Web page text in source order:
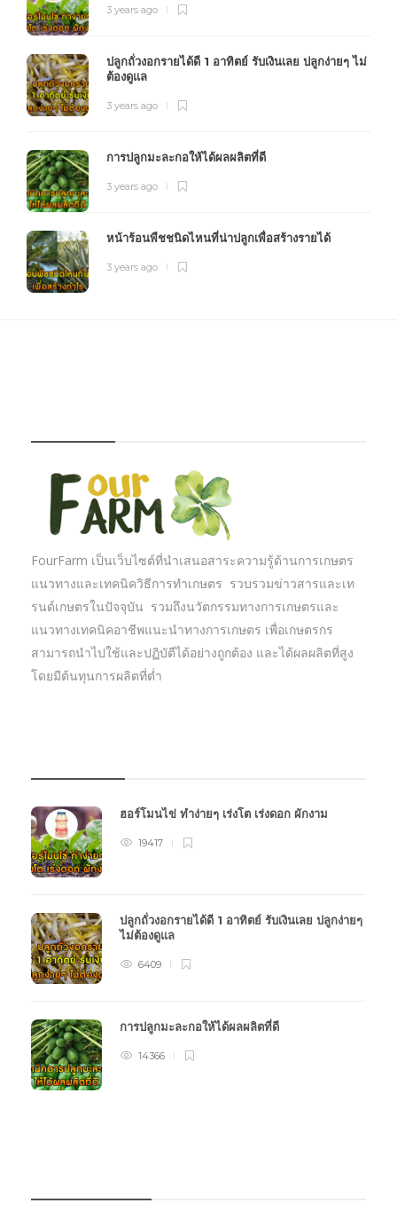
3 years ago
ปลูกถั่วงอกรายได้ดี 1 อาทิตย์ รับเงินเลย ปลูกง่ายๆ ไม่
ต้องดูแล
3 years ago
การปลูกมะละกอให้ได้ผลผลิตที่ดี
3 years ago
หน้าร้อนพืชชนิดไหนที่น่าปลูกเพื่อสร้างรายได้
3 years ago
FourFarm เป็นเว็บไซต์ที่นำเสนอสาระความรู้ด้านการเกษตร
แนวทางและเทคนิควิธีการทำเกษตร รวบรวมข่าวสารและเท
รนด์เกษตรในปัจจุบัน รวมถึงนวัตกรรมทางการเกษตรและ
แนวทางเทคนิคอาชีพแนะนำทางการเกษตร เพื่อเกษตรกร
สามารถนำไปใช้และปฏิบัตืได้อย่างถูกต้อง และได้ผลผลิตที่สูง
โดยมีต้นทุนการผลิตที่ต่ำ
ฮอร์โมนไข่ ทำง่ายๆ เร่งโต เร่งดอก ผักงาม
19417
ปลูกถั่วงอกรายได้ดี 1 อาทิตย์ รับเงินเลย ปลูกง่ายๆ
ไม่ต้องดูแล
6409
การปลูกมะละกอให้ได้ผลผลิตที่ดี
14366